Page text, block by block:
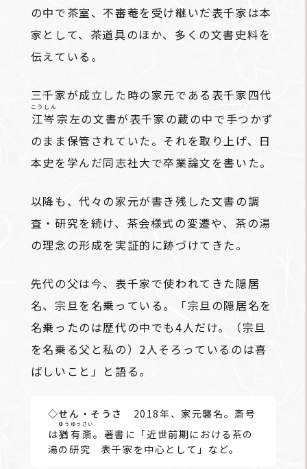
の中で茶室、不審菴を受け継いだ表千家は本
家として、茶道具のほか、多くの文書史料を
伝えている。
三千家が成立した時の家元である表千家四代
江岑
こうしん
宗左の文書が表千家の蔵の中で手つかず
のまま保管されていた。それを取り上げ、日
本史を学んだ同志社大で卒業論文を書いた。
以降も、代々の家元が書き残した文書の調
査・研究を続け、茶会様式の変遷や、茶の湯
の理念の形成を実証的に跡づけてきた。
先代の父は今、表千家で使われてきた隠居
名、宗旦を名乗っている。「宗旦の隠居名を
名乗ったのは歴代の中でも4人だけ。（宗旦
を名乗る父と私の）2人そろっているのは喜
ばしいこと」と語る。
◇せん・そうさ
2018年、家元襲名。斎号
は猶有斎
ゆうゆうさい
。著書に「近世前期における茶の
湯の研究 表千家を中心として」など。